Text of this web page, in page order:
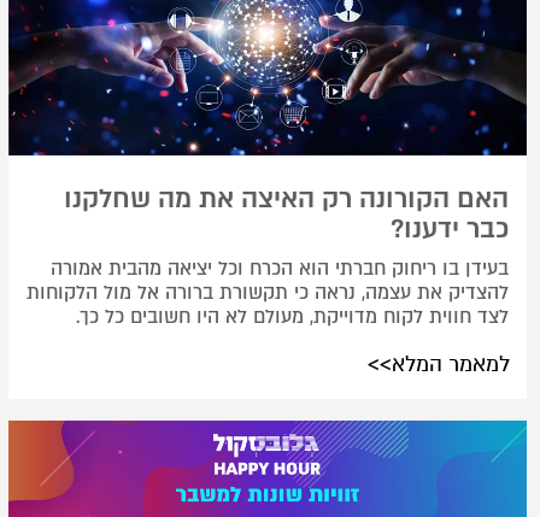
האם הקורונה רק האיצה את מה שחלקנו
כבר ידענו?
בעידן בו ריחוק חברתי הוא הכרח וכל יציאה מהבית אמורה
להצדיק את עצמה, נראה כי תקשורת ברורה אל מול הלקוחות
לצד חווית לקוח מדוייקת, מעולם לא היו חשובים כל כך.
למאמר המלא>>